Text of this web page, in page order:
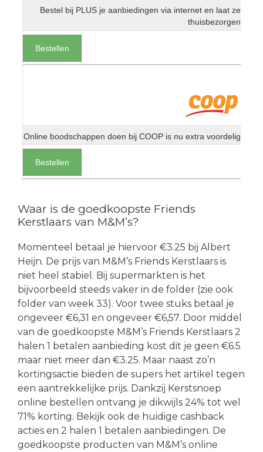
Bestel bij PLUS je aanbiedingen via internet en laat ze
thuisbezorgen
Bestellen
Online boodschappen doen bij COOP is nu extra voordelig
Bestellen
Waar is de goedkoopste Friends
Kerstlaars van M&M’s?
Momenteel betaal je hiervoor €3.25 bij Albert
Heijn. De prijs van M&M’s Friends Kerstlaars is
niet heel stabiel. Bij supermarkten is het
bijvoorbeeld steeds vaker in de folder (zie ook
folder van week 33). Voor twee stuks betaal je
ongeveer €6,31 en ongeveer €6,57. Door middel
van de goedkoopste M&M’s Friends Kerstlaars 2
halen 1 betalen aanbieding kost dit je geen €6.5
maar niet meer dan €3.25. Maar naast zo’n
kortingsactie bieden de supers het artikel tegen
een aantrekkelijke prijs. Dankzij Kerstsnoep
online bestellen ontvang je dikwijls 24% tot wel
71% korting. Bekijk ook de huidige cashback
acties en 2 halen 1 betalen aanbiedingen. De
goedkoopste producten van M&M’s online